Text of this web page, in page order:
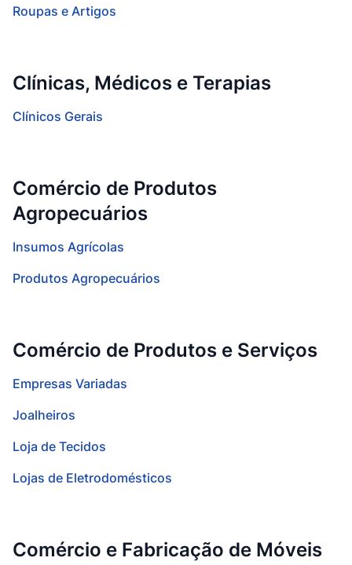
Roupas e Artigos
Clínicas, Médicos e Terapias
Clínicos Gerais
Comércio de Produtos
Agropecuários
Insumos Agrícolas
Produtos Agropecuários
Comércio de Produtos e Serviços
Empresas Variadas
Joalheiros
Loja de Tecidos
Lojas de Eletrodomésticos
Comércio e Fabricação de Móveis